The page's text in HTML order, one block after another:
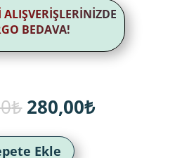
BEDAVA!
₺ Orijinal
fiyat:
400,00₺.
280,00₺Şu
Ekle